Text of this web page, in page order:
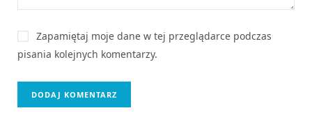
Zapamiętaj moje dane w tej przeglądarce podczas
pisania kolejnych komentarzy.